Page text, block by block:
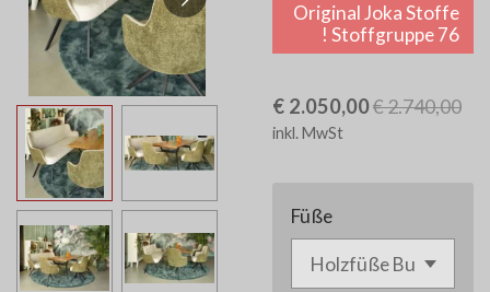
Original Joka Stoffe
! Stoffgruppe 76
€ 2.050,00€ 2.740,00
inkl. MwSt
Füße